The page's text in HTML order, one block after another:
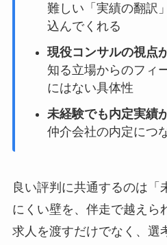
難しい「実績の翻訳
込んでくれる
現役コンサルの視点
知る立場からのフィ
にはない具体性
未経験でも内定実績
仲介会社の内定につ
良い評判に共通するのは「
にくい壁を、伴走で越えら
求人を渡すだけでなく、選